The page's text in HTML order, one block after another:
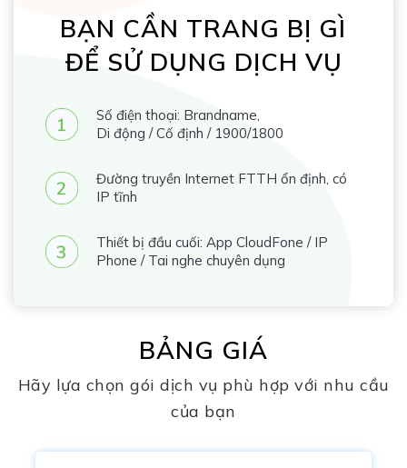
BẠN CẦN TRANG BỊ GÌ
ĐỂ SỬ DỤNG DỊCH VỤ
Số điện thoại: Brandname,
Di động / Cố định / 1900/1800
Đường truyền Internet FTTH ổn định, có
IP tĩnh
Thiết bị đầu cuối: App CloudFone / IP
Phone / Tai nghe chuyên dụng
BẢNG GIÁ
Hãy lựa chọn gói dịch vụ phù hợp với nhu cầu
của bạn